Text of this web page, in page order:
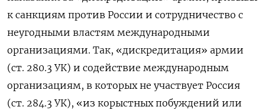
к санкциям против России и сотрудничество с
неугодными властям международными
организациями. Так, «дискредитация» армии
(ст. 280.3 УК) и содействие международным
организациям, в которых не участвует Россия
(ст. 284.3 УК), «из корыстных побуждений или